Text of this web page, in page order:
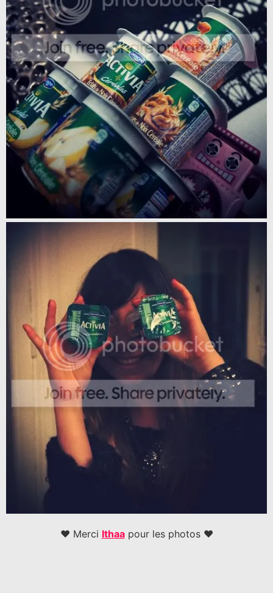
♥ Merci Ithaapour les photos ♥